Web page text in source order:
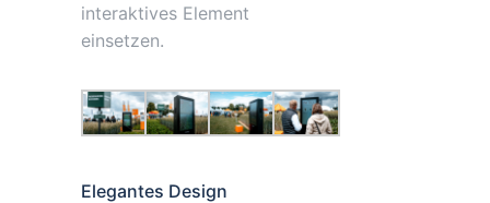
interaktives Element
einsetzen.
Elegantes Design